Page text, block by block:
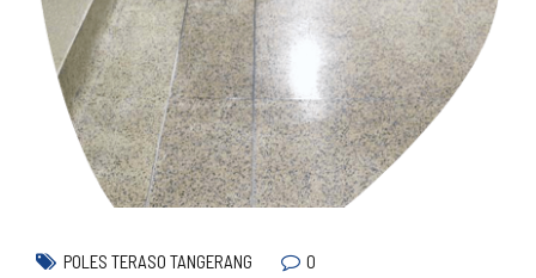
POLES TERASO TANGERANG 0